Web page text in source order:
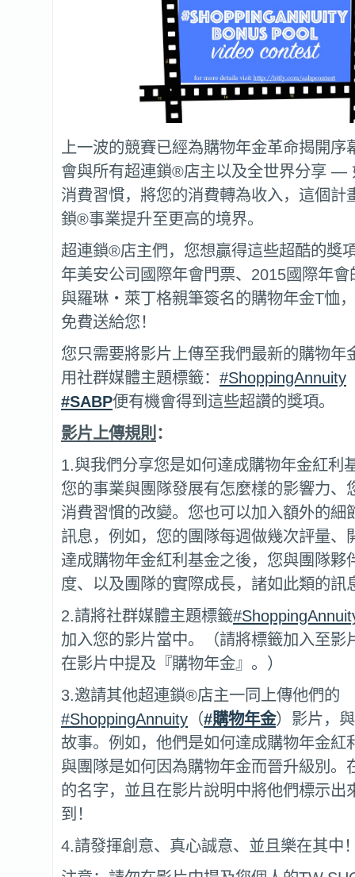
上一波的競賽已經為購物年金革命揭開序
會與所有超連鎖®店主以及全世界分享 —
消費習慣，將您的消費轉為收入，這個計
鎖®事業提升至更高的境界。
超連鎖®店主們，您想贏得這些超酷的獎
年美安公司國際年會門票、2015國際年
與羅琳‧萊丁格親筆簽名的購物年金T恤
免費送給您！
您只需要將影片上傳至我們最新的購物年
用社群媒體主題標籤： #ShoppingAnnuity
#SABP便有機會得到這些超讚的獎項。
影片上傳規則 ：
1.與我們分享您是如何達成購物年金紅利
您的事業與團隊發展有怎麼樣的影響力、
消費習慣的改變。您也可以加入額外的細
訊息，例如，您的團隊每週做幾次評量、
達成購物年金紅利基金之後，您與團隊夥
度、以及團隊的實際成長，諸如此類的訊
2.請將社群媒體主題標籤
加入您的影片當中。（請將標籤加入至影
在影片中提及『購物年金』。）
3.邀請其他超連鎖®店主一同上傳他們的
#ShoppingAnnuity （#購物年金）影片，
故事。例如，他們是如何達成購物年金紅
與團隊是如何因為購物年金而晉升級別。
的名字，並且在影片說明中將他們標示出
到！
4.請發揮創意、真心誠意、並且樂在其中